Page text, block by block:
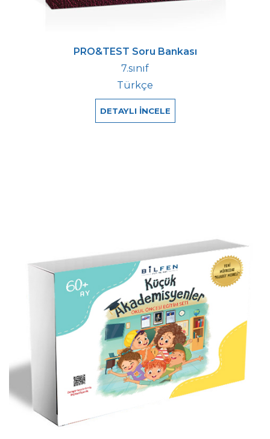
PRO&TEST Soru Bankası
7.sınıf
Türkçe
DETAYLI İNCELE